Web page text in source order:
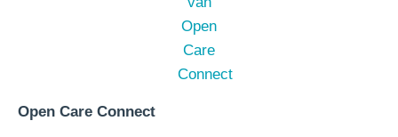
Open Care Connect